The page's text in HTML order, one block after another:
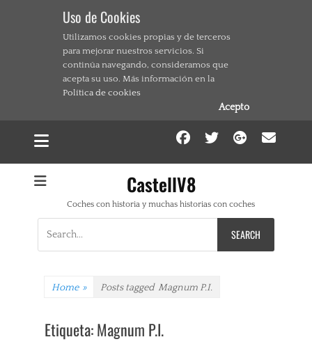
Uso de Cookies
Utilizamos cookies propias y de terceros
para mejorar nuestros servicios. Si
continúa navegando, consideramos que
acepta su uso. Más información en la
Política de cookies
Acepto
Facebook
Twitter
CastellV8
Coches con historia y muchas historias con coches
for:
Home » Posts tagged Magnum P.I.
Etiqueta:Magnum P.I.